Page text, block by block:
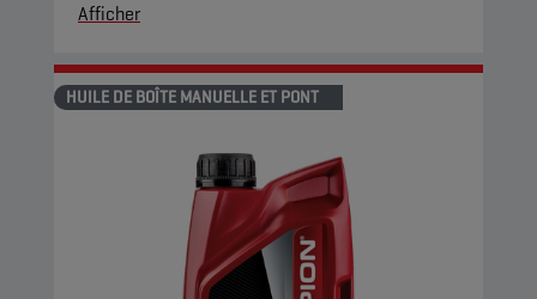
Afficher
HUILE DE BOÎTE MANUELLE ET PONT